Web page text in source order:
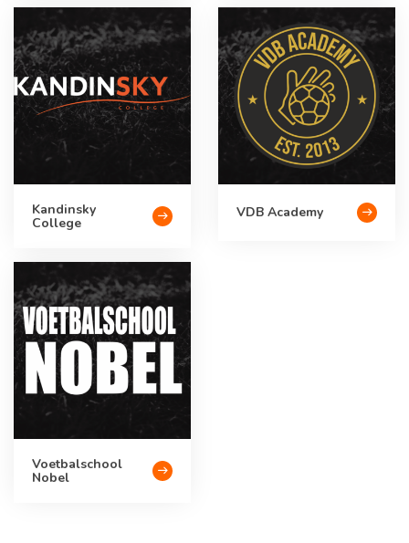
Kandinsky
College
VDB Academy
Voetbalschool
Nobel